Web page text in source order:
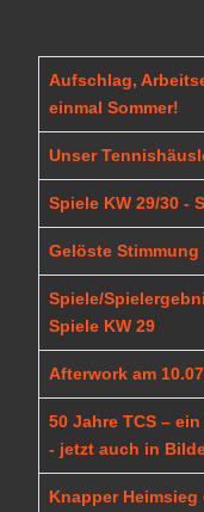
Title
Aufschlag,
einmal Sommer!
Unser
Spiele KW 29/30 -
Gelöste Stimmung
Spiele/
Spiele KW 29
Afterwork am
50 Jahre TCS –
- jetzt auch in
Knapper